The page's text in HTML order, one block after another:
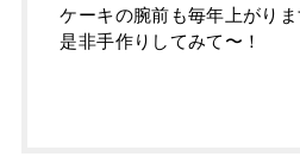
ケーキの腕前も毎年上がりま
是非手作りしてみて〜！